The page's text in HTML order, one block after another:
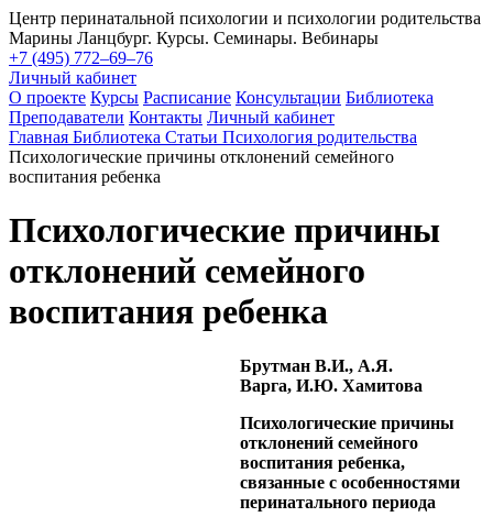
Центр перинатальной психологии и психологии родительства
Марины Ланцбург. Курсы. Семинары. Вебинары
+7 (495) 772–69–76
Личный кабинет
О проекте Курсы Расписание Консультации Библиотека
Преподаватели Контакты Личный кабинет
Главная Библиотека Статьи Психология родительства
Психологические причины отклонений семейного
воспитания ребенка
Психологические причины
отклонений семейного
воспитания ребенка
Брутман В.И., А.Я.
Варга, И.Ю. Хамитова
Психологические причины
отклонений семейного
воспитания ребенка,
связанные с особенностями
перинатального периода